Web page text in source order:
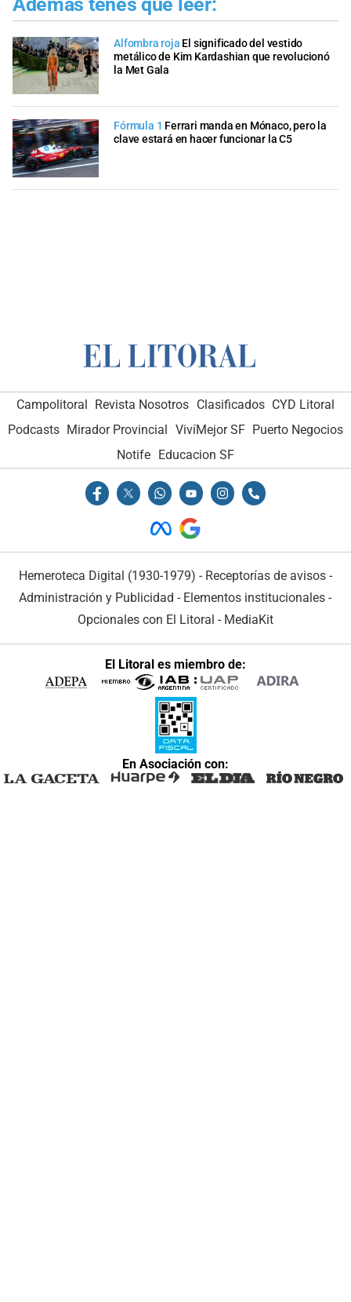
Alfombra roja El significado del vestido
metálico de Kim Kardashian que revolucionó
la Met Gala
Fórmula 1 Ferrari manda en Mónaco, pero la
clave estará en hacer funcionar la C5
Campolitoral Revista Nosotros Clasificados CYD Litoral
Podcasts Mirador Provincial VivíMejor SF Puerto Negocios
Notife
Educacion SF
Hemeroteca Digital (1930-1979) - Receptorías de avisos -
Administración y Publicidad - Elementos institucionales -
Opcionales con El Litoral - MediaKit
El Litoral es miembro de:
En Asociación con: